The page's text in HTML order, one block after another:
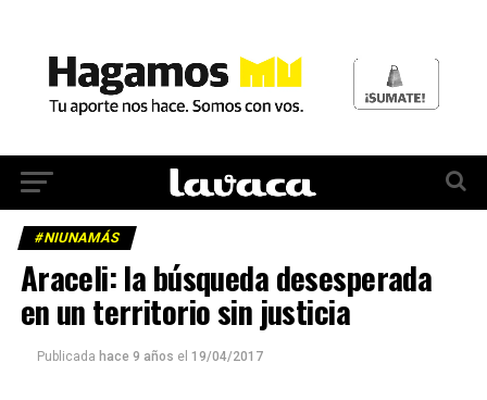
#NIUNAMÁS
Araceli: la búsqueda desesperada
en un territorio sin justicia
Publicada hace 9 años el 19/04/2017